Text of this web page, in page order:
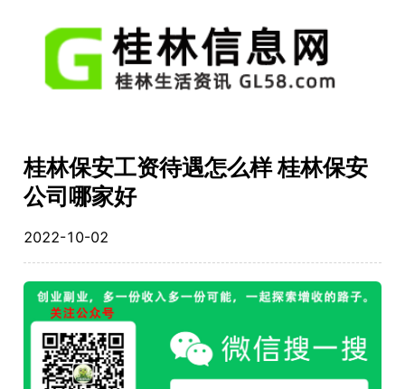
桂林保安工资待遇怎么样 桂林保安
公司哪家好
2022-10-02